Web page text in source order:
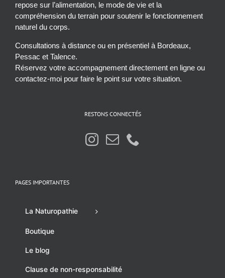
repose sur l’alimentation, le mode de vie et la
compréhension du terrain pour soutenir le fonctionnement
naturel du corps.
Consultations à distance ou en présentiel à Bordeaux,
Pessac et Talence.
Réservez votre accompagnement directement en ligne ou
contactez-moi pour faire le point sur votre situation.
RESTONS CONNECTÉS
PAGES IMPORTANTES
La Naturopathie
Boutique
Le blog
Clause de non-responsabilité